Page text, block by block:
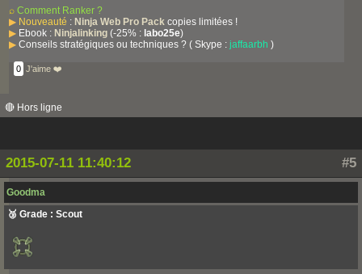
⌕ Comment Ranker ?
▶ Nouveauté : Ninja Web Pro Pack copies limitées !
▶ Ebook : Ninjalinking (-25% : labo25e)
▶ Conseils stratégiques ou techniques ? ( Skype : jaffaarbh )
0 J'aime ❤️
🔴 Hors ligne
#5
2015-07-11 11:40:12
Goodma
🥉 Grade : Scout